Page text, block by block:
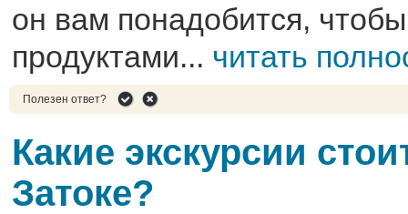
он вам понадобится,
продуктами... читать
Полезен ответ?
Какие экскурсии
Затоке?